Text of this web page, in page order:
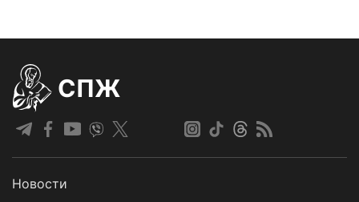
СПЖ
Новости